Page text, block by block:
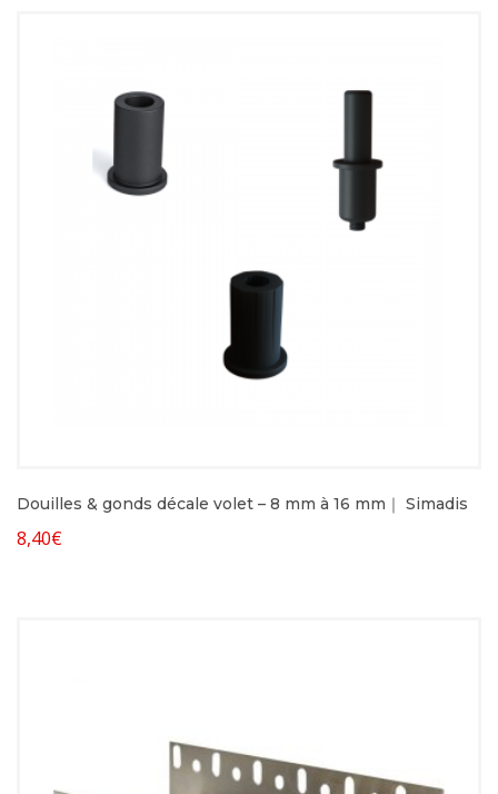
Douilles & gonds décale volet – 8 mm à 16 mm｜ Simadis
8,40€